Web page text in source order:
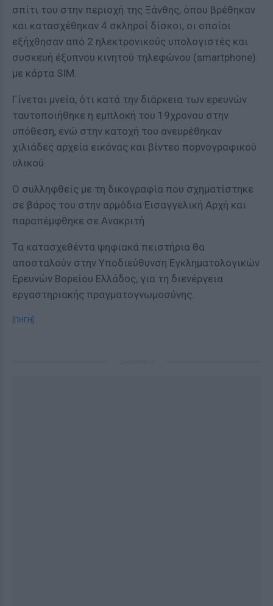
σπίτι του στην περιοχή της Ξάνθης, όπου βρέθηκαν
και κατασχέθηκαν 4 σκληροί δίσκοι, οι οποίοι
εξήχθησαν από 2 ηλεκτρονικούς υπολογιστές και
συσκευή έξυπνου κινητού τηλεφώνου (smartphone)
με κάρτα SIM.
Γίνεται μνεία, ότι κατά την διάρκεια των ερευνών
ταυτοποιήθηκε η εμπλοκή του 19χρονου στην
υπόθεση, ενώ στην κατοχή του ανευρέθηκαν
χιλιάδες αρχεία εικόνας και βίντεο ποpνογραφικού
υλικού.
Ο συλληφθείς με τη δικογραφία που σχηματίστηκε
σε βάρος του στην αρμόδια Εισαγγελική Αρχή και
παραπέμφθηκε σε Ανακριτή.
Τα κατασχεθέντα ψηφιακά πειστήρια θα
αποσταλούν στην Υποδιεύθυνση Εγκληματολογικών
Ερευνών Βορείου Ελλάδος, για τη διενέργεια
εργαστηριακής πραγματογνωμοσύνης.
[ΠΗΓΗ]